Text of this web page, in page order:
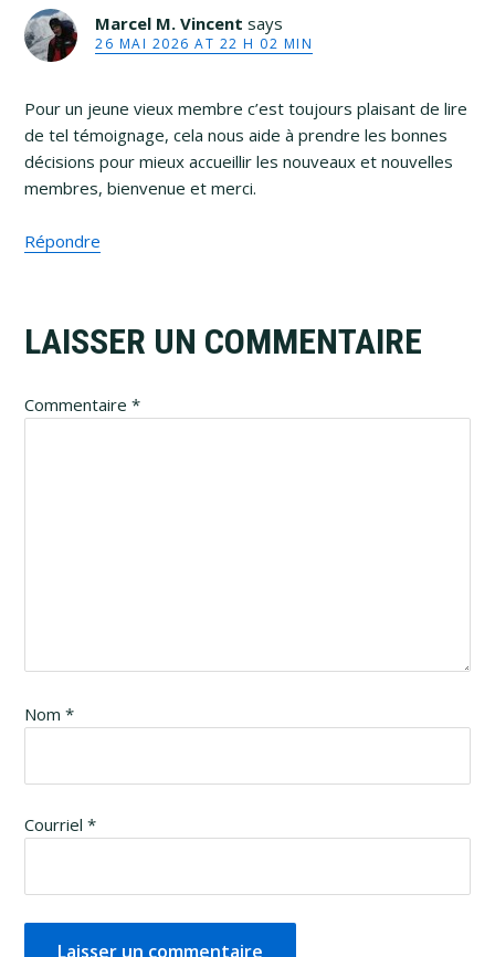
Marcel M. Vincent says
26 MAI 2026 AT 22 H 02 MIN
Pour un jeune vieux membre c’est toujours plaisant de lire
de tel témoignage, cela nous aide à prendre les bonnes
décisions pour mieux accueillir les nouveaux et nouvelles
membres, bienvenue et merci.
Répondre
LAISSER UN COMMENTAIRE
Commentaire*
Nom*
Courriel*